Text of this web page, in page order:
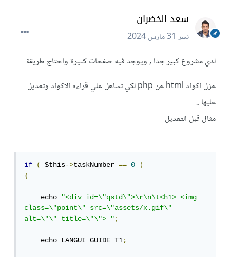
سعد الخضران
نشر31 مارس 2024
لدي مشروع كبير جدا , ويوجد فيه صفحات كثيرة واحتاج طريقة
عزل اكواد html عن php لكي تساهل علي قراءه الاكواد وتعديل
عليها ..
مثال قبل التعديل
if ( $this->taskNumber == 0
)
{
    echo
"<div id=\"qstd\">\r\n\t<h1> <img
class=\"point\" src=\"assets/x.gif\"
alt=\"\" title=\"\"> ";
    echo LANGUI_GUIDE_T1
;